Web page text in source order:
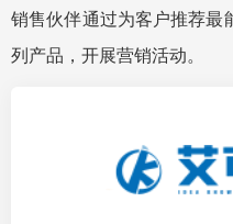
销售伙伴通过为客户推荐最
列产品，开展营销活动。